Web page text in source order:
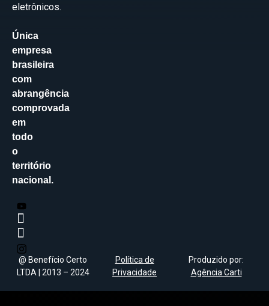
eletrônicos.
Única
empresa
brasileira
com
abrangência
comprovada
em
todo
o
território
nacional.
@ Benefício Certo
LTDA | 2013 – 2024
Política de
Privacidade
Produzido por:
Agência Carti